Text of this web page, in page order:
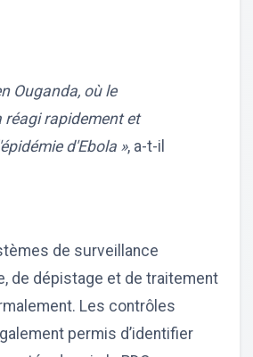
Ouganda, où le
réagi rapidement et
d'Ebola », a-t-il
de surveillance
de dépistage et de traitement
Les contrôles
permis d’identifier